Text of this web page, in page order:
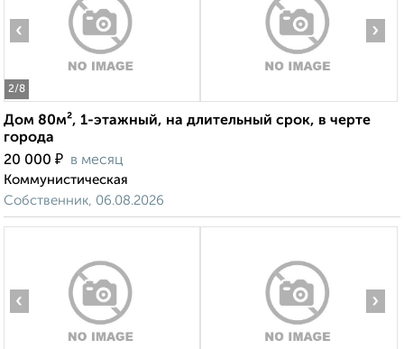
2/8
‹ ›
Дом 80м², 1-этажный, на длительный срок, в черте
города
20 000 ₽ в месяц
Коммунистическая
Собственник, 06.08.2026
‹ ›